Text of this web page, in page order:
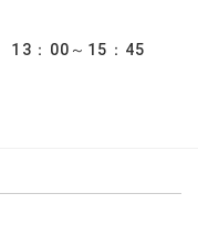
：00～15：45